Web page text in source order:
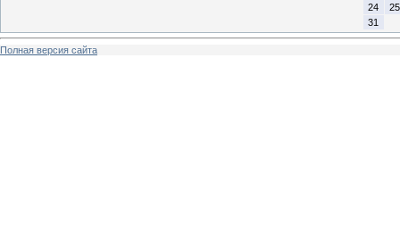
24
25
31
Полная версия сайта